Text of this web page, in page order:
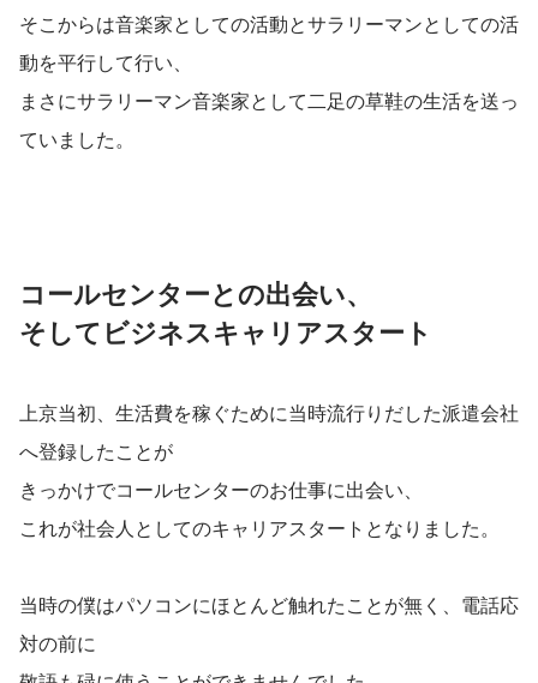
そこからは音楽家としての活動とサラリーマンとしての活
動を平行して行い、
まさにサラリーマン音楽家として二足の草鞋の生活を送っ
ていました。
コールセンターとの出会い、
そしてビジネスキャリアスタート
上京当初、生活費を稼ぐために当時流行りだした派遣会社
へ登録したことが
きっかけでコールセンターのお仕事に出会い、
これが社会人としてのキャリアスタートとなりました。
当時の僕はパソコンにほとんど触れたことが無く、電話応
対の前に